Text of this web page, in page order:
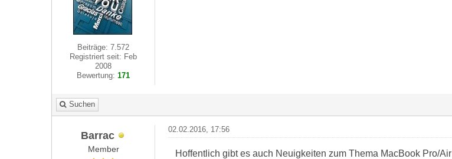
Beiträge: 7.572
Registriert seit: Feb
2008
Bewertung:171
Suchen
Barrac
Member
02.02.2016, 17:56
Hoffentlich gibt es auch Neuigkeiten zum Thema MacBook Pro/Air